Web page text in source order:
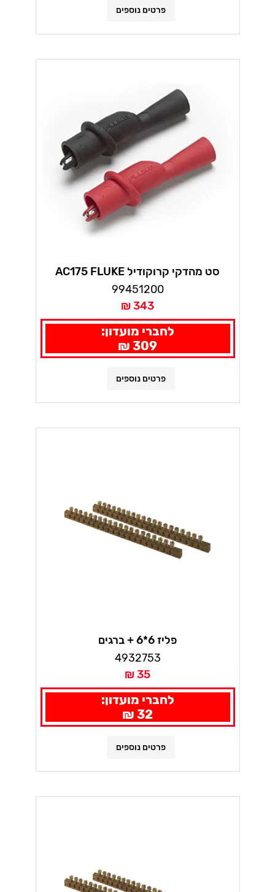
פרטים נוספים
סט מהדקי קרוקודיל AC175 FLUKE
1000V
99451200
343 ₪
לחברי מועדון:
309 ₪
פרטים נוספים
פליז 6*6 + ברגים
4932753
35 ₪
לחברי מועדון:
32 ₪
פרטים נוספים